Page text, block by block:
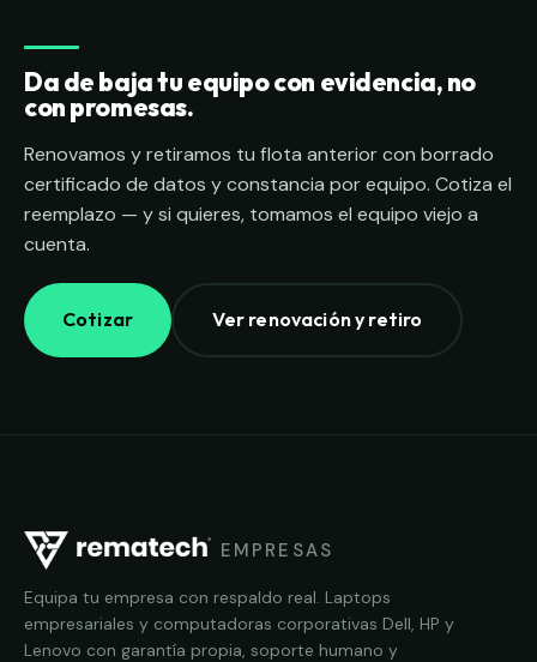
Da de baja tu equipo con evidencia, no
con promesas.
Renovamos y retiramos tu flota anterior con borrado
certificado de datos y constancia por equipo. Cotiza el
reemplazo — y si quieres, tomamos el equipo viejo a
cuenta.
Cotizar Ver renovación y retiro
EMPRESAS
Equipa tu empresa con respaldo real. Laptops
empresariales y computadoras corporativas Dell, HP y
Lenovo con garantía propia, soporte humano y